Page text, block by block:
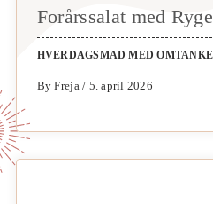
Forårssalat med
HVERDAGSMAD MED OMTANKE
By Freja / 5. april 2026